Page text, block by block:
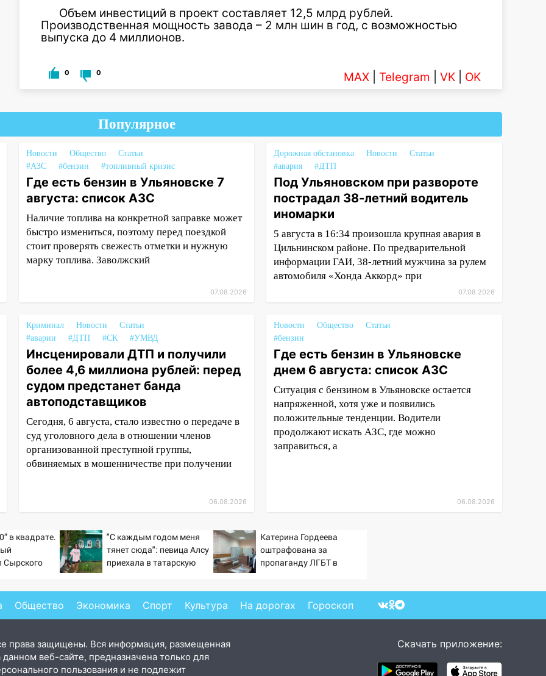
Объем инвестиций в проект составляет 12,5 млрд рублей.
Производственная мощность завода – 2 млн шин в год, с возможностью
выпуска до 4 миллионов.
0 0 MAX Telegram VK OK
Популярное
Новости Общество
Статьи
#АЗС
#бензин #топливный кризис
Где есть бензин в Ульяновске 7
августа: список АЗС
Наличие топлива на конкретной заправке может
быстро измениться, поэтому перед поездкой
стоит проверять свежесть отметки и нужную
марку топлива. Заволжский
07.08.2026
Дорожная обстановка Новости
Статьи
#авария
#ДТП
Под Ульяновском при развороте
пострадал 38-летний водитель
иномарки
5 августа в 16:34 произошла крупная авария в
Цильнинском районе. По предварительной
информации ГАИ, 38-летний мужчина за рулем
автомобиля «Хонда Аккорд» при
07.08.2026
Криминал Новости
Статьи
#аварии
#ДТП #СК #УМВД
Инсценировали ДТП и получили
более 4,6 миллиона рублей: перед
судом предстанет банда
автоподставщиков
Сегодня, 6 августа, стало известно о передаче в
суд уголовного дела в отношении членов
организованной преступной группы,
обвиняемых в мошенничестве при получении
06.08.2026
Новости Общество
Статьи
#бензин
Где есть бензин в Ульяновске
днем 6 августа: список АЗС
Ситуация с бензином в Ульяновске остается
напряженной, хотя уже и появились
положительные тенденции. Водители
продолжают искать АЗС, где можно
заправиться, а
06.08.2026
в квадрате.
Сырского
"С каждым годом меня
тянет сюда": певица Алсу
приехала в татарскую
Новости
Катерина Гордеева
оштрафована за
пропаганду ЛГБТ в
Общество Экономика Спорт Культура На дорогах Гороскоп
права защищены. Вся информация, размещенная
данном веб-сайте, предназначена только для
пользования и не подлежит
Скачать приложение: